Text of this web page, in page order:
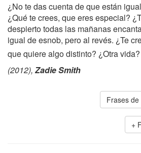
¿No te das cuenta de que están
¿Qué te crees, que eres especial?
despierto todas las mañanas
igual de esnob, pero al revés. ¿Te
que quiere algo distinto? ¿Otra vida?
(2012), Zadie Smith
Frases de